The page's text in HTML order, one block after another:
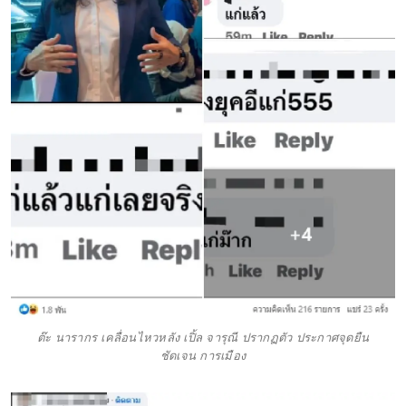
ต๊ะ นารากร เคลื่อนไหวหลัง เปิ้ล จารุณี ปรากฏตัว ประกาศจุดยืน
ชัดเจน การเมือง